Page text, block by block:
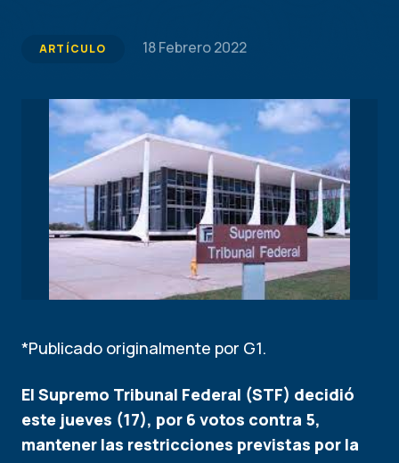
ARTÍCULO 18 Febrero 2022
*Publicado originalmente por G1.
El Supremo Tribunal Federal (STF) decidió
este jueves (17), por 6 votos contra 5,
mantener las restricciones previstas por la